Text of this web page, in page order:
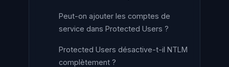
Peut-on ajouter les comptes de
service dans Protected Users ?
Protected Users désactive-t-il NTLM
complètement ?